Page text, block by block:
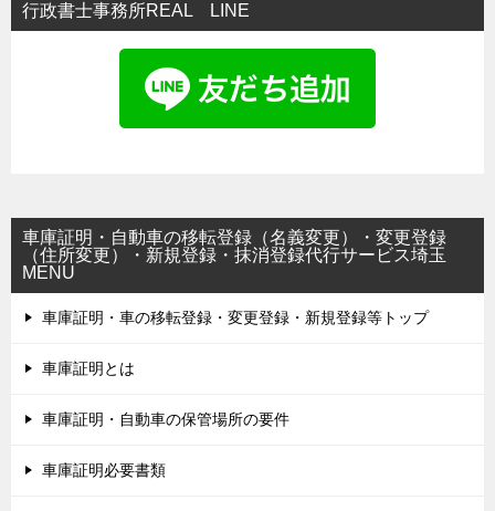
行政書士事務所REAL LINE
車庫証明・自動車の移転登録（名義変更）・変更登録
（住所変更）・新規登録・抹消登録代行サービス埼玉
MENU
車庫証明・車の移転登録・変更登録・新規登録等トップ
車庫証明とは
車庫証明・自動車の保管場所の要件
車庫証明必要書類